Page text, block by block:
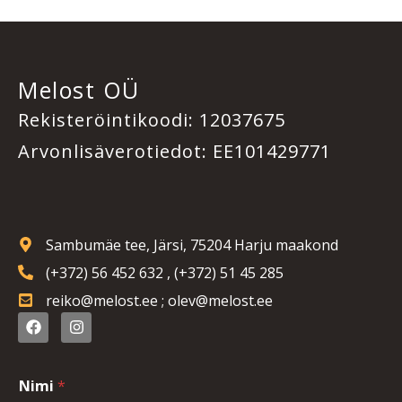
Melost OÜ
Rekisteröintikoodi: 12037675
Arvonlisäverotiedot: EE101429771
Sambumäe tee, Järsi, 75204 Harju maakond
(+372) 56 452 632 , (+372) 51 45 285
reiko@melost.ee ; olev@melost.ee
F
a
c
b
o
I
n
s
Nimi *